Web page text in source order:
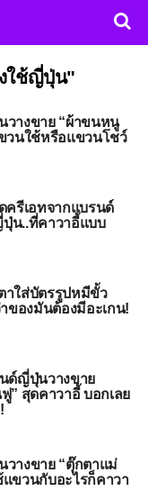
ใช้ญี่ปุ่น"
างขาย “ผ้าขนหนู
วนใช้หรือแขวนโชว์
ครีเอทจากแบรนด์
ปุ่น..ที่คาวาอี้แบบ
าใส่บัตรรูปหมีขั้ว
ของมันต้องมีอะเกน!
ด์ญี่ปุ่นวางขาย
” สุดคาวาอี้ บอกเลย
างขาย “ตุ๊กตาแม่
ขวนกับอะไรก็คาวา